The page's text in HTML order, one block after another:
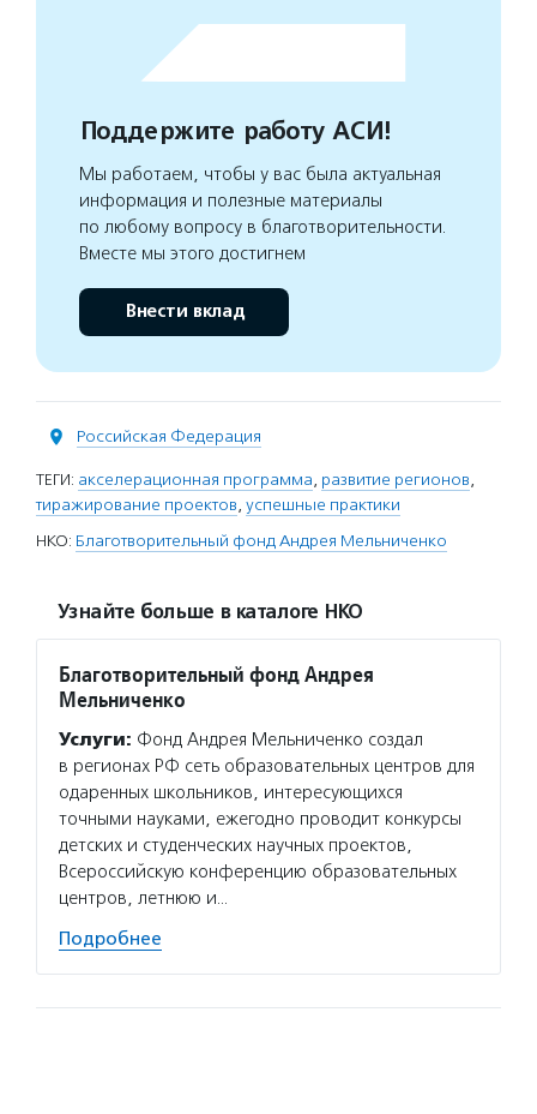
Поддержите работу АСИ!
Мы работаем, чтобы у вас была актуальная
информация и полезные материалы
по любому вопросу в благотворительности.
Вместе мы этого достигнем
Внести вклад
Российская Федерация
ТЕГИ: акселерационная программа, развитие регионов,
тиражирование проектов, успешные практики
НКО: Благотворительный фонд Андрея Мельниченко
Узнайте больше в каталоге НКО
Благотворительный фонд Андрея
Мельниченко
Услуги: Фонд Андрея Мельниченко создал
в регионах РФ сеть образовательных центров для
одаренных школьников, интересующихся
точными науками, ежегодно проводит конкурсы
детских и студенческих научных проектов,
Всероссийскую конференцию образовательных
центров, летнюю и…
Подробнее